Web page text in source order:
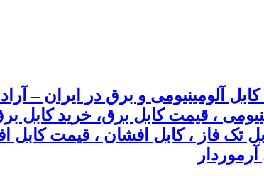
آلومینیومی و برق در ایران – آراد
، قیمت کابل برق، خرید کابل
تک فاز ، کابل افشان ، قیمت